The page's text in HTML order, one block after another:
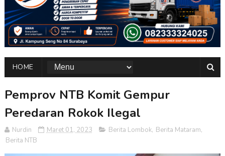
HOME
Pemprov NTB Komit Gempur
Peredaran Rokok Ilegal
Nurdin Maret 01, 2023 Berita Lombok, Berita Mataram,
Berita NTB